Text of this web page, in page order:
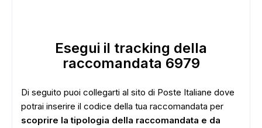
Esegui il tracking della
raccomandata 6979
Di seguito puoi collegarti al sito di Poste Italiane dove
potrai inserire il codice della tua raccomandata per
scoprire la tipologia della raccomandata e da